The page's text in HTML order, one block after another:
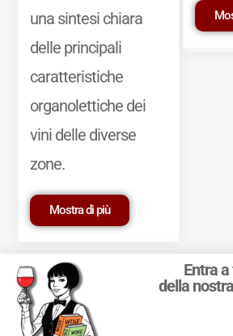
una sintesi chiara
delle principali
caratteristiche
organolettiche dei
vini delle diverse
zone.
Mostra di più
Entra
della